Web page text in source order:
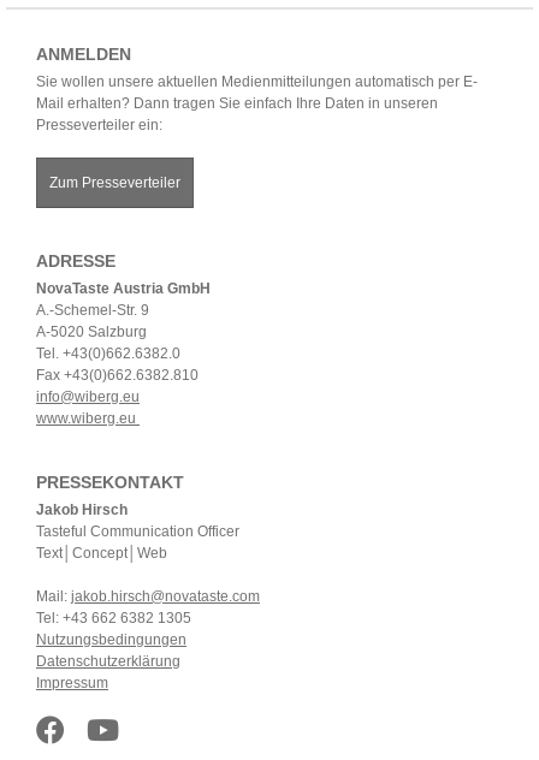
ANMELDEN
Sie wollen unsere aktuellen Medienmitteilungen automatisch per E-
Mail erhalten? Dann tragen Sie einfach Ihre Daten in unseren
Presseverteiler ein:
Zum Presseverteiler
ADRESSE
NovaTaste Austria GmbH
A.-Schemel-Str. 9
A-5020 Salzburg
Tel. +43(0)662.6382.0
Fax +43(0)662.6382.810
info@wiberg.eu
www.wiberg.eu
PRESSEKONTAKT
Jakob Hirsch
Tasteful Communication Officer
Text│Concept│Web
Mail: jakob.hirsch@novataste.com
Tel: +43 662 6382 1305
Nutzungsbedingungen
Datenschutzerklärung
Impressum